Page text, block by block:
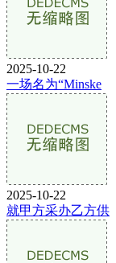
2025-10-22
一场名为“Minske
2025-10-22
就甲方采办乙方供